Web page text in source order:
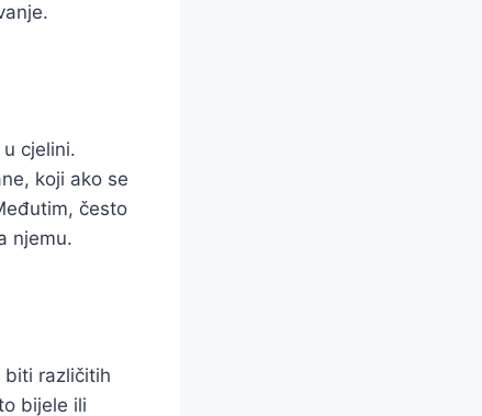
cjelini.
koji ako se
često
njemu.
biti različitih
bijele ili